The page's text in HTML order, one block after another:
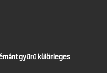
gyűrű különleges